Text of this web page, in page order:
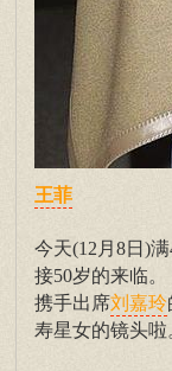
王菲
今天(12月8日)
接50岁的来临。
携手出席刘嘉玲
寿星女的镜头啦